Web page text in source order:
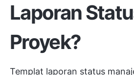
Laporan
Proyek?
Templat laporan status